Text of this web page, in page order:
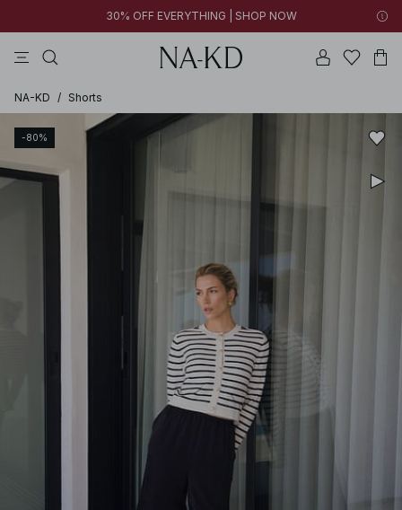
30% OFF EVERYTHING | SHOP NOW
NA-KD / Shorts
-80%